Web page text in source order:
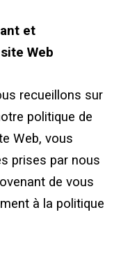
et
Web
recueillons sur
politique de
Web, vous
prises par nous
de vous
à la politique